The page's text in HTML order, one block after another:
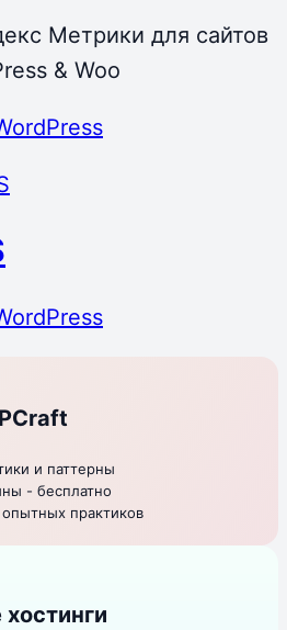
Метрики для сайтов
& Woo
и паттерны
- бесплатно
практиков